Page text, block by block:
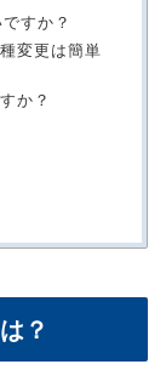
すか？
変更は簡単
か？
？